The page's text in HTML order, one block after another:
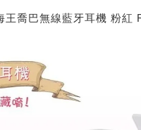
王喬巴無線藍牙耳機 粉紅